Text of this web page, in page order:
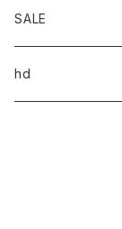
SALE
hd